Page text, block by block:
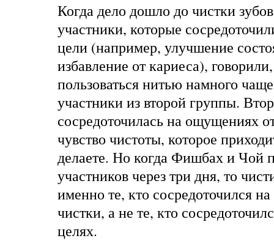
Когда дело дошло до чистки
участники, которые
цели (например, улучшение
избавление от кариеса),
пользоваться нитью намного
участники из второй группы.
сосредоточилась на ощущениях
чувство чистоты, которое
делаете. Но когда Фишбах и Чой
участников через три дня, то
именно те, кто сосредоточился
чистки, а не те, кто
целях.